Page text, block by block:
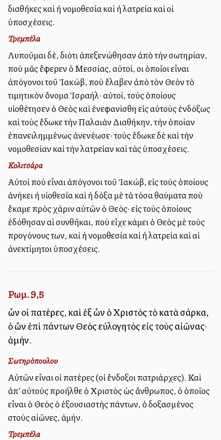
διαθῆκες καὶ ἡ νομοθεσία καὶ ἡ λατρεία καὶ οἱ
ὑποσχέσεις.
Τρεμπέλα
Λυποῦμαι δέ, διότι ἀπεξενώθησαν ἀπὸ τὴν σωτηρίαν,
ποὺ μᾶς ἔφερεν ὁ Μεσσίας, αὐτοί, οι ὁποῖοι εἶναι
ἀπόγονοι τοῦ Ἰακώβ, ποὺ ἔλαβεν ἀπὸ τὸν Θεὸν τὸ
τιμητικὸν ὄνομα Ἰσραήλ· αὐτοί, τοὺς ὁποίους
υἱοθέτησεν ὁ Θεὸς καὶ ἐνεφανίσθη εἰς αὐτοὺς ἐνδόξως
καὶ τοὺς ἔδωκε τὴν Παλαιὰν Διαθήκην, τὴν ὁποίαν
ἐπανειλημμένως ἀνενέωσε· τοὺς ἔδωκε δὲ καὶ τὴν
νομοθεσίαν καὶ τὴν λατρείαν καὶ τὰς ὑποσχέσεις.
Κολιτσάρα
Αὐτοὶ ποὺ εἶναι ἀπόγονοι τοῦ Ἰακώβ, εἰς τοὺς ὁποίους
ἀνήκει ἡ υἱοθεσία καὶ ἡ δόξα μὲ τὰ τόσα θαύματα ποὺ
ἔκαμε πρὸς χάριν αὐτῶν ὁ Θεός· εἰς τοὺς ὁποίους
ἐδόθησαν αἱ συνθῆκαι, ποὺ εἶχε κάμει ὁ Θεὸς μὲ τοὺς
προγόνους των, καὶ ἡ νομοθεσία καὶ ἡ λατρεία καὶ αἱ
ἀνεκτίμητοι ὑποσχέσεις.
Ρωμ. 9,5
ὧν οἱ πατέρες, καὶ ἐξ ὧν ὁ Χριστὸς τὸ κατὰ σάρκα,
ὁ ὢν ἐπὶ πάντων Θεὸς εὐλογητὸς εἰς τοὺς αἰῶνας·
ἀμήν.
Σωτηρόπουλου
Αὐτῶν εἶναι οἱ πατέρες (οἱ ἔνδοξοι πατριάρχες). Καὶ
ἀπ’ αὐτοὺς προῆλθε ὁ Χριστὸς ὡς ἄνθρωπος, ὁ ὁποῖος
εἶναι ὁ Θεὸς ὁ ἐξουσιαστὴς πάντων, ὁ δοξασμένος
στοὺς αἰῶνες, ἀμήν.
Τρεμπέλα